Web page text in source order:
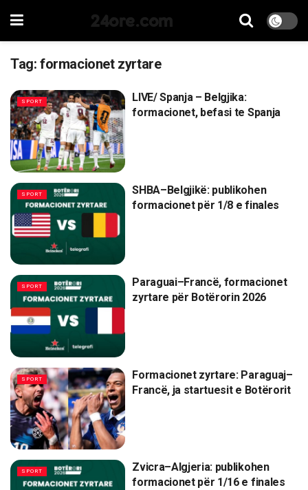
24ore.com
Tag: formacionet zyrtare
SPORT
LIVE/ Spanja – Belgjika:
formacionet, befasi te Spanja
SPORT
SHBA–Belgjikë: publikohen
formacionet për 1/8 e finales
SPORT
Paraguai–Francë, formacionet
zyrtare për Botërorin 2026
SPORT
Formacionet zyrtare: Paraguaj–
Francë, ja startuesit e Botërorit
SPORT
Zvicra–Algjeria: publikohen
formacionet për 1/16 e finales